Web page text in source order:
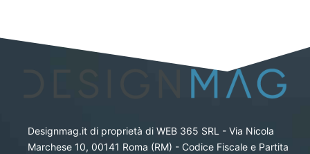
Designmag.it di proprietà di WEB 365 SRL - Via Nicola
Marchese 10, 00141 Roma (RM) - Codice Fiscale e Partita